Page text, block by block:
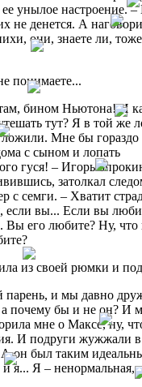
ее унылое настроение.
не денется. А
они, знаете ли,
понимаете...
бином Ньютона! И
тут? Я в той же
Мне бы гораздо
с сыном и лопать
гуся! – Игорь
затолкал
с семги. – Хватит
если вы... Если вы
Вы его любите? Ну, что
из своей рюмки и
и мы давно
а почему бы и не он? И
мне о Максе, ну,
И подруги жужжали
он был таким
и я... Я – ненормальная,